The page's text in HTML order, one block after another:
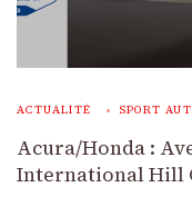
ACTUALITÉ SPORT
Acura/Honda :
International Hill